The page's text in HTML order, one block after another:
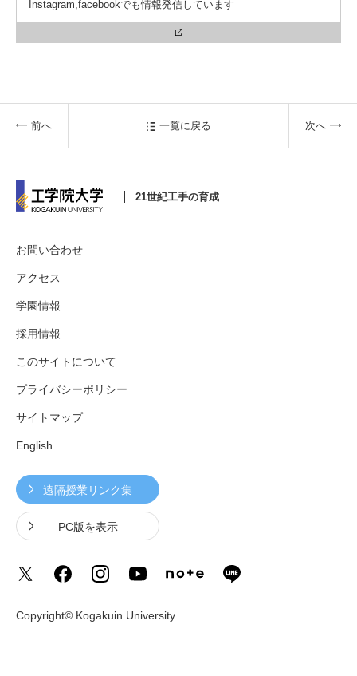
Instagram,facebookでも情報発信しています
前へ 一覧に戻る 次へ
21世紀工手の育成
お問い合わせ
アクセス
学園情報
採用情報
このサイトについて
プライバシーポリシー
サイトマップ
English
遠隔授業リンク集
PC版を表示
Copyright© Kogakuin University.